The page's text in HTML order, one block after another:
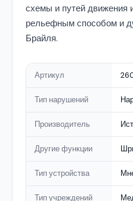
схемы и путей движения
рельефным способом и
Брайля.
Артикул
Тип нарушений
Производитель
Другие функции
Тип устройства
Тип учреждений